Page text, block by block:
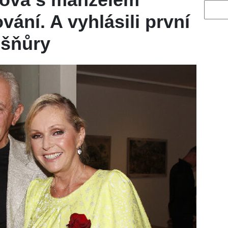
A vyhlásili první